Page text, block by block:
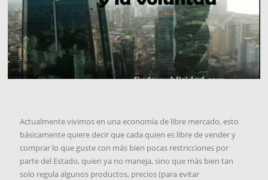
Actualmente vivimos en una economía de libre mercado, esto
básicamente quiere decir que cada quien es libre de vender y
comprar lo que guste con más bien pocas restricciones por
parte del Estado, quien ya no maneja, sino que más bien tan
solo regula algunos productos, precios (para evitar